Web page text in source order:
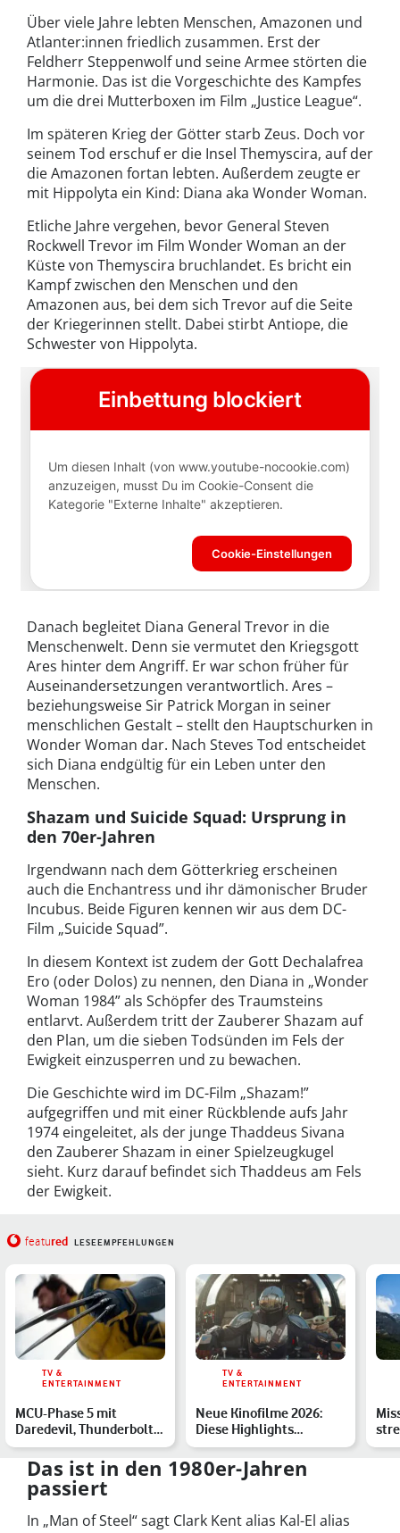
Über viele Jahre lebten Menschen, Amazonen und
Atlanter:innen friedlich zusammen. Erst der
Feldherr Steppenwolf und seine Armee störten die
Harmonie. Das ist die Vorgeschichte des Kampfes
um die drei Mutterboxen im Film „Justice League“.
Im späteren Krieg der Götter starb Zeus. Doch vor
seinem Tod erschuf er die Insel Themyscira, auf der
die Amazonen fortan lebten. Außerdem zeugte er
mit Hippolyta ein Kind: Diana aka Wonder Woman.
Etliche Jahre vergehen, bevor General Steven
Rockwell Trevor im Film Wonder Woman an der
Küste von Themyscira bruchlandet. Es bricht ein
Kampf zwischen den Menschen und den
Amazonen aus, bei dem sich Trevor auf die Seite
der Kriegerinnen stellt. Dabei stirbt Antiope, die
Schwester von Hippolyta.
Danach begleitet Diana General Trevor in die
Menschenwelt. Denn sie vermutet den Kriegsgott
Ares hinter dem Angriff. Er war schon früher für
Auseinandersetzungen verantwortlich. Ares –
beziehungsweise Sir Patrick Morgan in seiner
menschlichen Gestalt – stellt den Hauptschurken in
Wonder Woman dar. Nach Steves Tod entscheidet
sich Diana endgültig für ein Leben unter den
Menschen.
Shazam und Suicide Squad: Ursprung in
den 70er-Jahren
Irgendwann nach dem Götterkrieg erscheinen
auch die Enchantress und ihr dämonischer Bruder
Incubus. Beide Figuren kennen wir aus dem DC-
Film „Suicide Squad”.
In diesem Kontext ist zudem der Gott Dechalafrea
Ero (oder Dolos) zu nennen, den Diana in „Wonder
Woman 1984” als Schöpfer des Traumsteins
entlarvt. Außerdem tritt der Zauberer Shazam auf
den Plan, um die sieben Todsünden im Fels der
Ewigkeit einzusperren und zu bewachen.
Die Geschichte wird im DC-Film „Shazam!”
aufgegriffen und mit einer Rückblende aufs Jahr
1974 eingeleitet, als der junge Thaddeus Sivana
den Zauberer Shazam in einer Spielzeugkugel
sieht. Kurz darauf befindet sich Thaddeus am Fels
der Ewigkeit.
featured LESEEMPFEHLUNGEN
TV &
ENTERTAINMENT
MCU-Phase 5 mit
Daredevil, Thunderbolts
und Ironheart – die
Übers…
TV &
ENTERTAINMENT
Neue Kinofilme 2026:
Diese Highlights
erwarten Dich
Das ist in den 1980er-Jahren
passiert
In „Man of Steel“ sagt Clark Kent alias Kal-El alias